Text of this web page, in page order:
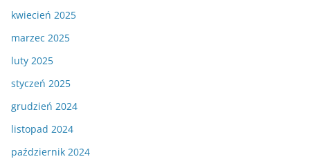
kwiecień 2025
marzec 2025
luty 2025
styczeń 2025
grudzień 2024
listopad 2024
październik 2024